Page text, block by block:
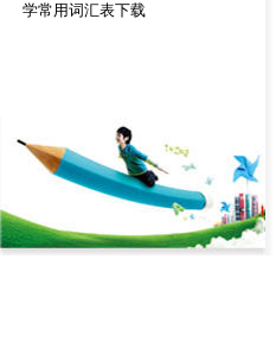
学常用词汇表下载